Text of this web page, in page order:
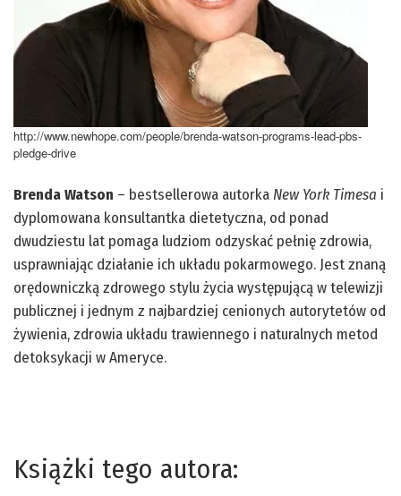
http://www.newhope.com/people/brenda-watson-programs-lead-pbs-
pledge-drive
Brenda Watson – bestsellerowa autorka New York Timesa i
dyplomowana konsultantka dietetyczna, od ponad
dwudziestu lat pomaga ludziom odzyskać pełnię zdrowia,
usprawniając działanie ich układu pokarmowego. Jest znaną
orędowniczką zdrowego stylu życia występującą w telewizji
publicznej i jednym z najbardziej cenionych autorytetów od
żywienia, zdrowia układu trawiennego i naturalnych metod
detoksykacji w Ameryce.
Książki tego autora: